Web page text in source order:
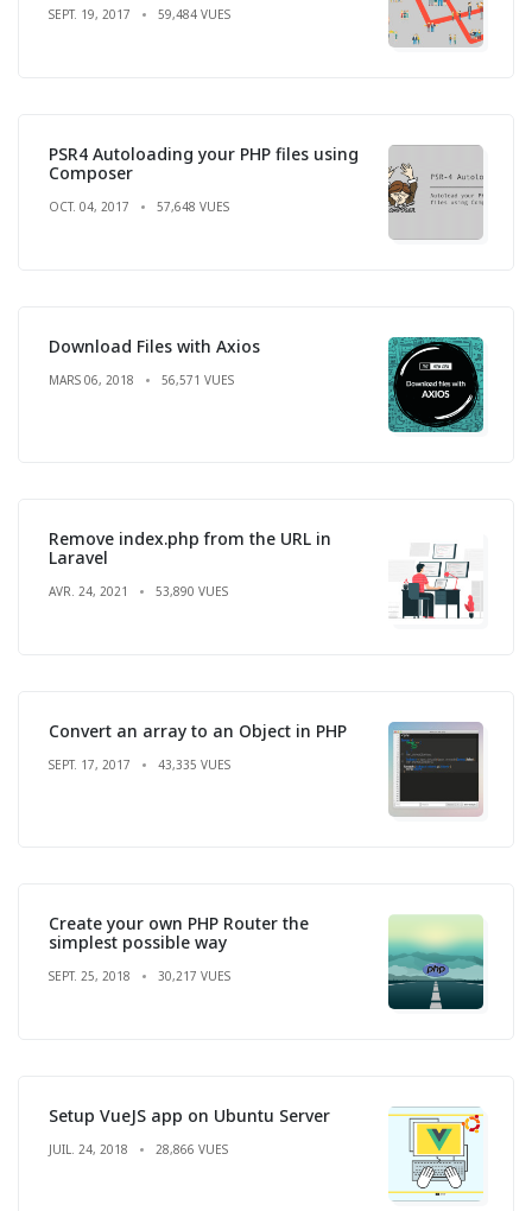
SEPT. 19, 2017 59,484 VUES
PSR4 Autoloading your PHP files using
Composer
OCT. 04, 2017 57,648 VUES
Download Files with Axios
MARS 06, 2018 56,571 VUES
Remove index.php from the URL in
Laravel
AVR. 24, 2021 53,890 VUES
Convert an array to an Object in PHP
SEPT. 17, 2017 43,335 VUES
Create your own PHP Router the
simplest possible way
SEPT. 25, 2018 30,217 VUES
Setup VueJS app on Ubuntu Server
JUIL. 24, 2018 28,866 VUES